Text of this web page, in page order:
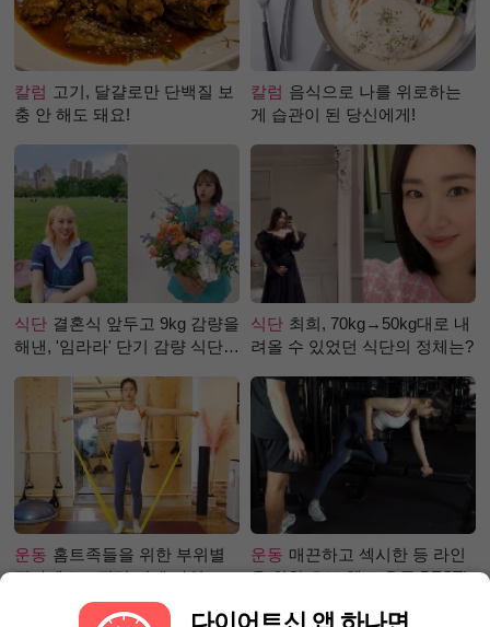
칼럼 고기, 달걀로만 단백질 보
충 안 해도 돼요!
칼럼 음식으로 나를 위로하는
게 습관이 된 당신에게!
식단 결혼식 앞두고 9kg 감량을
해낸, '임라라' 단기 감량 식단
식단 최희, 70kg→50kg대로 내
려올 수 있었던 식단의 정체는?
운동 홈트족들을 위한 부위별
필라테스 – 직각 어깨 라인 만
운동 매끈하고 섹시한 등 라인
을 위한 초보 헬스 운동 BEST!